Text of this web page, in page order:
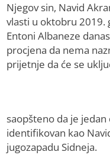
Njegov sin, Navid
vlasti u oktobru 2019.
Entoni Albaneze
procjena da nema
prijetnje da će se
saopšteno da je
identifikovan kao
jugozapadu Sidneja.